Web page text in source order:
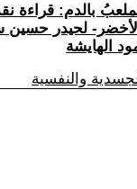
بالدم: قراءة
لحيدر حسين
الهايشة
والنفسية